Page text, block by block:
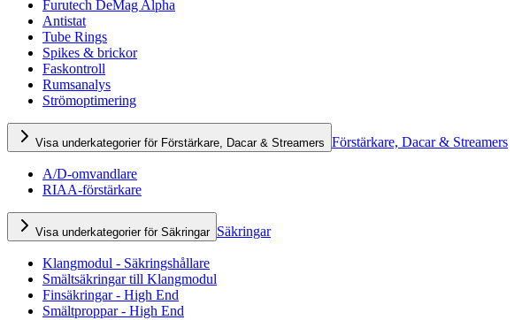
Furutech DeMag Alpha
Antistat
Tube Rings
Spikes & brickor
Faskontroll
Rumsanalys
Strömoptimering
Visa underkategorier för Förstärkare, Dacar & Streamers Förstärkare, Dacar & Streamers
A/D-omvandlare
RIAA-förstärkare
Visa underkategorier för Säkringar Säkringar
Klangmodul - Säkringshållare
Smältsäkringar till Klangmodul
Finsäkringar - High End
Smältproppar - High End